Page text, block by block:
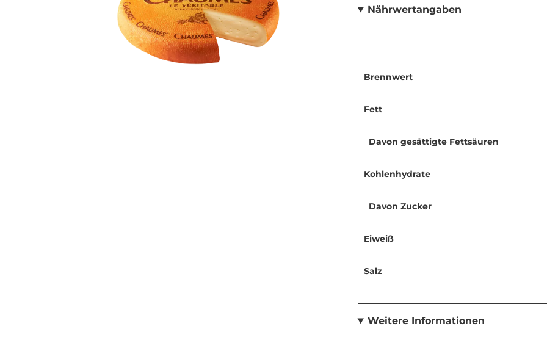
Nährwertangaben
Brennwert
Fett
Davon gesättigte Fettsäuren
Kohlenhydrate
Davon Zucker
Eiweiß
Salz
Weitere Informationen